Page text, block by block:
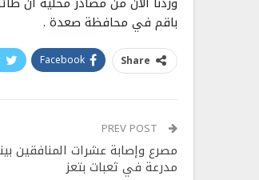
باقم في محافظة صعدة .
Share
Facebook
مصرع وإصابة عشرات المنافقين
مدرعة في ثعبات بتعز